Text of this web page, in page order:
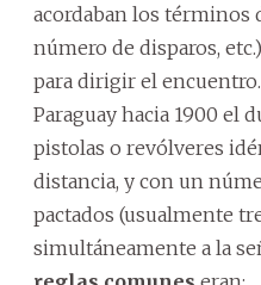
acordaban los términos
número de disparos,
para dirigir el
Paraguay hacia 1900 el
pistolas o revólveres
distancia, y con un
pactados (usualmente
simultáneamente a la